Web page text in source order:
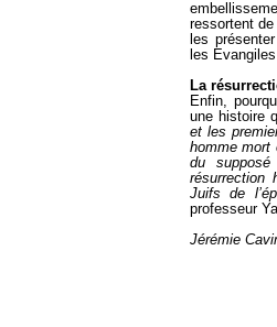
ressortent
les
les
La
Enfin,
une histoire
et les
homme mort
du
résurrection
Juifs de
professeur
Jérémie